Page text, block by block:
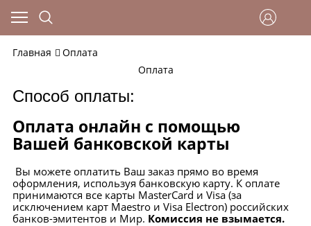
Главная
Оплата
Оплата
Способ оплаты:
Оплата онлайн с помощью
Вашей банковской карты
Вы можете оплатить Ваш заказ прямо во время
оформления, используя банковскую карту. К оплате
принимаются все карты MasterCard и Visa (за
исключением карт Maestro и Visa Electron) российских
банков-эмитентов и Мир. Комиссия не взымается.